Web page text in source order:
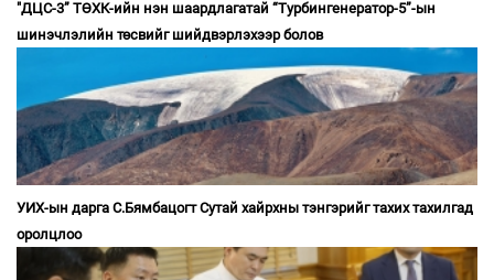
"ДЦС-3” ТӨХК-ийн нэн шаардлагатай “Турбингенератор-5”-ын
шинэчлэлийн төсвийг шийдвэрлэхээр болов
УИХ-ын дарга С.Бямбацогт Сутай хайрхны тэнгэрийг тахих тахилгад
оролцлоо